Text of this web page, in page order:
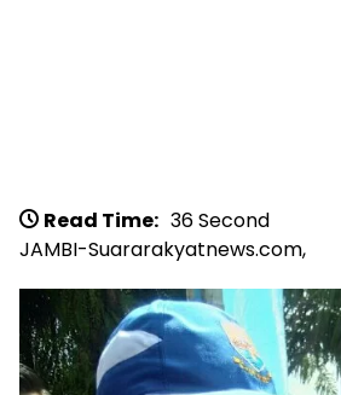
Read Time: 36 Second
JAMBI-Suararakyatnews.com,